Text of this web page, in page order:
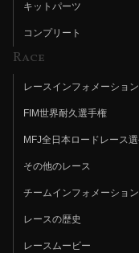
キットパーツ
コンプリート
Race
レースインフォメーション
FIM世界耐久選手権
MFJ全日本ロードレース
その他のレース
チームインフォメーション
レースの歴史
レースムービー